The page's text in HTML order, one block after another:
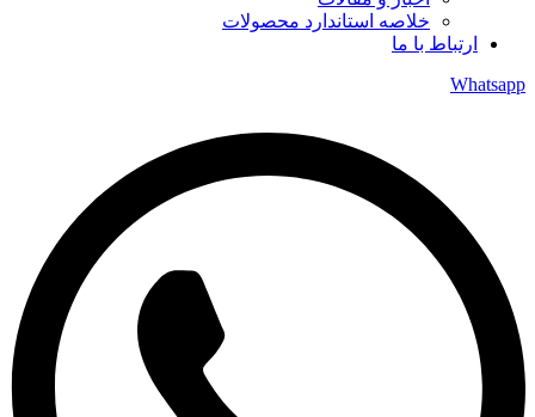
خلاصه استاندارد محصولات
ارتباط با ما
Whatsapp